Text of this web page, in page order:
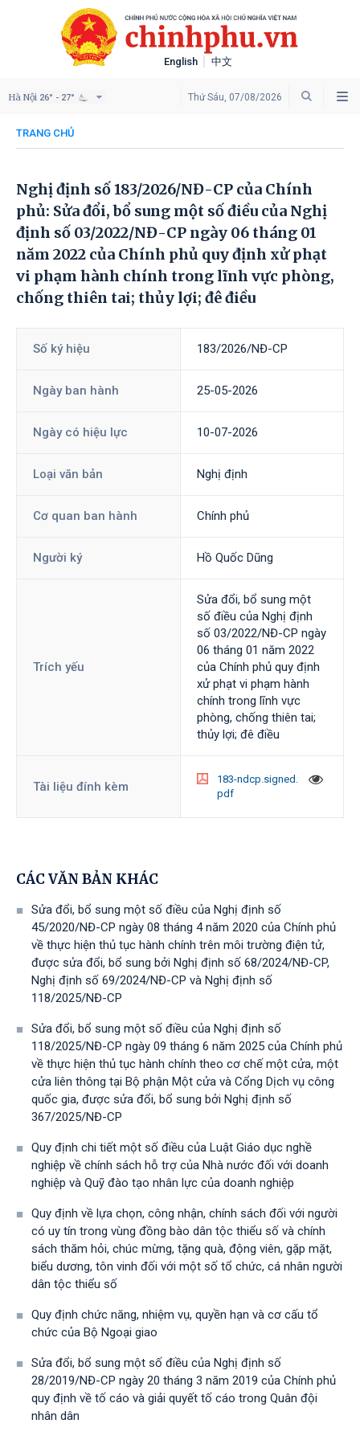
English 中文
Thứ Sáu, 07/08/2026
Hà Nội 26° - 27°
TRANG CHỦ
Nghị định số 183/2026/NĐ-CP của Chính
phủ: Sửa đổi, bổ sung một số điều của Nghị
định số 03/2022/NĐ-CР ngày 06 tháng 01
năm 2022 của Chính phủ quy định xử phạt
vi phạm hành chính trong lĩnh vực phòng,
chống thiên tai; thủy lợi; đê điều
Số ký hiệu 183/2026/NĐ-CP
Ngày ban hành 25-05-2026
Ngày có hiệu lực 10-07-2026
Loại văn bản Nghị định
Cơ quan ban hành Chính phủ
Người ký Hồ Quốc Dũng
Trích yếu
Sửa đổi, bổ sung một
số điều của Nghị định
số 03/2022/NĐ-CР ngày
06 tháng 01 năm 2022
của Chính phủ quy định
xử phạt vi phạm hành
chính trong lĩnh vực
phòng, chống thiên tai;
thủy lợi; đê điều
Tài liệu đính kèm
183-ndcp.signed.
pdf
CÁC VĂN BẢN KHÁC
Sửa đổi, bổ sung một số điều của Nghị định số
45/2020/NĐ-CP ngày 08 tháng 4 năm 2020 của Chính phủ
về thực hiện thủ tục hành chính trên môi trường điện tử,
được sửa đổi, bổ sung bởi Nghị định số 68/2024/NĐ-CP,
Nghị định số 69/2024/NĐ-CP và Nghị định số
118/2025/NĐ-СР
Sửa đổi, bổ sung một số điều của Nghị định số
118/2025/NĐ-CP ngày 09 tháng 6 năm 2025 của Chính phủ
về thực hiện thủ tục hành chính theo cơ chế một cửa, một
cửa liên thông tại Bộ phận Một cửa và Cổng Dịch vụ công
quốc gia, được sửa đổi, bổ sung bởi Nghị định số
367/2025/NĐ-СР
Quy định chi tiết một số điều của Luật Giáo dục nghề
nghiệp về chính sách hỗ trợ của Nhà nước đối với doanh
nghiệp và Quỹ đào tạo nhân lực của doanh nghiệp
Quy định về lựa chọn, công nhận, chính sách đối với người
có uy tín trong vùng đồng bào dân tộc thiểu số và chính
sách thăm hỏi, chúc mừng, tặng quà, động viên, gặp mặt,
biểu dương, tôn vinh đối với một số tổ chức, cá nhân người
dân tộc thiểu số
Quy định chức năng, nhiệm vụ, quyền hạn và cơ cấu tổ
chức của Bộ Ngoại giao
Sửa đổi, bổ sung một số điều của Nghị định số
28/2019/NĐ-CР ngày 20 tháng 3 năm 2019 của Chính phủ
quy định về tố cáo và giải quyết tố cáo trong Quân đội
nhân dân